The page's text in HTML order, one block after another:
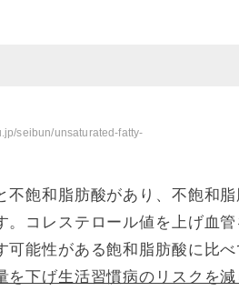
seibun/unsaturated-fatty-
不飽和脂肪酸があり、不飽和
。コレステロール値を上げ血
能性がある飽和脂肪酸に比べ
を下げ生活習慣病のリスクを減